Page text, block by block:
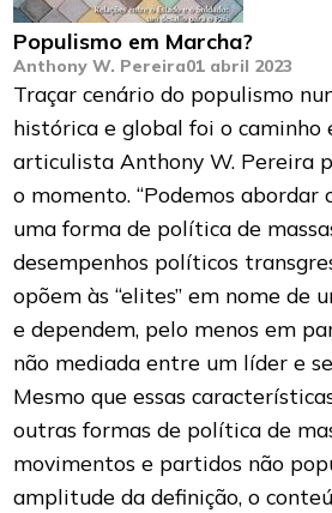
Populismo em Marcha?
Anthony W. Pereira01 abril 2023
Traçar cenário do populismo
histórica e global foi o caminho
articulista Anthony W. Pereira
o momento. “Podemos abordar
uma forma de política de
desempenhos políticos
opõem às “elites” em nome de
e dependem, pelo menos em
não mediada entre um líder e
Mesmo que essas
outras formas de política de
movimentos e partidos não
amplitude da definição, o